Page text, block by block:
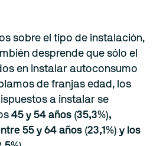
sobre el tipo de instalación,
desprende que sólo el
en instalar autoconsumo
de franjas edad, los
a instalar se
45 y 54 años (35,3%),
55 y 64 años (23,1%) y los